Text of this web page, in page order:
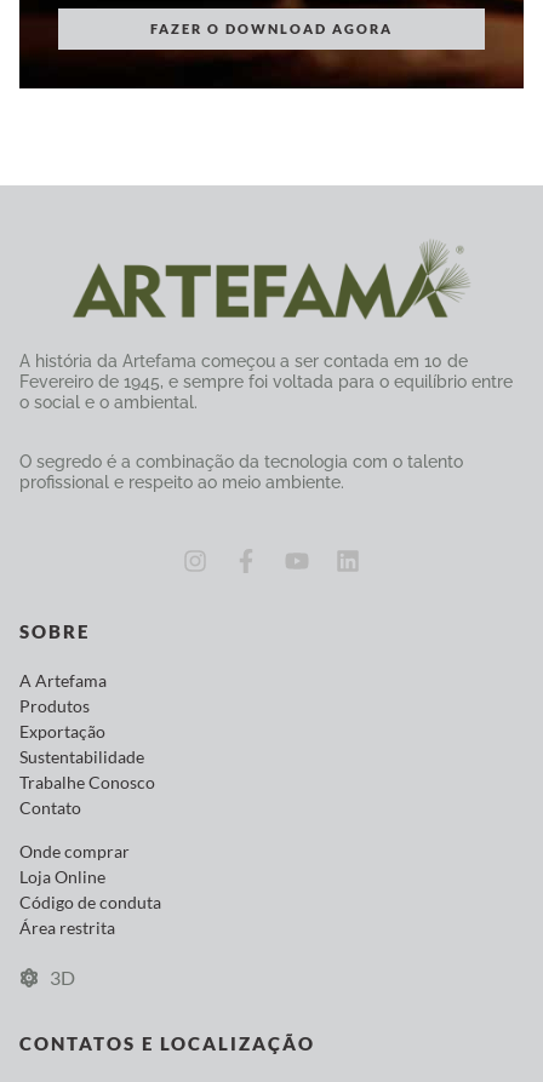
FAZER O DOWNLOAD AGORA
A história da Artefama começou a ser contada em 10 de
Fevereiro de 1945, e sempre foi voltada para o equilíbrio entre
o social e o ambiental.
O segredo é a combinação da tecnologia com o talento
profissional e respeito ao meio ambiente.
SOBRE
A Artefama
Produtos
Exportação
Sustentabilidade
Trabalhe Conosco
Contato
Onde comprar
Loja Online
Código de conduta
Área restrita
3D
CONTATOS E LOCALIZAÇÃO